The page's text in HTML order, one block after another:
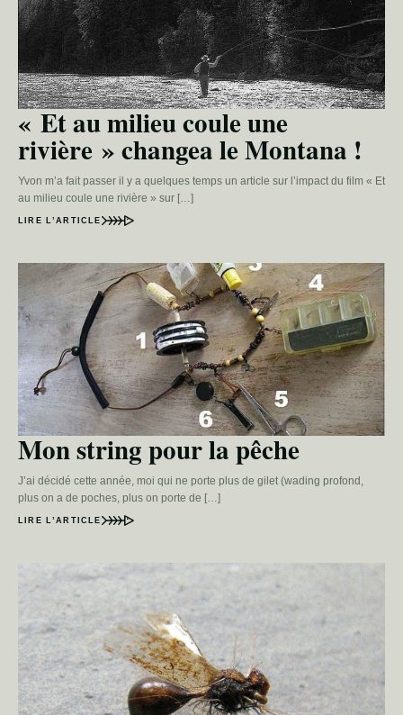
« Et au milieu coule une
rivière » changea le Montana !
Yvon m’a fait passer il y a quelques temps un article sur l’impact du film « Et
au milieu coule une rivière » sur […]
LIRE L’ARTICLE
Mon string pour la pêche
J’ai décidé cette année, moi qui ne porte plus de gilet (wading profond,
plus on a de poches, plus on porte de […]
LIRE L’ARTICLE